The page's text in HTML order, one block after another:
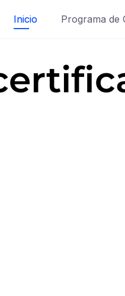
Inicio Programa de